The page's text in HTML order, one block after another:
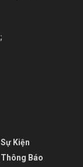
;
Sự Kiện
Thông Báo